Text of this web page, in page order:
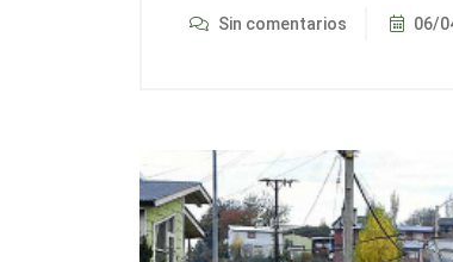
Sin comentarios 06/